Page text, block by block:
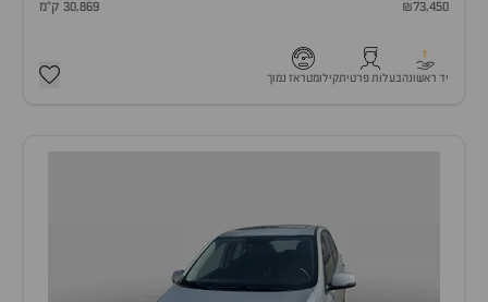
₪73,450 30,869 ק"מ
1
יד ראשונהבעלות פרטיתקילומטראז נמוך